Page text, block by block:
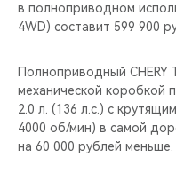
НАШИ МЕРОПРИЯТИЯ
ВИДЕООБЗОРЫ
CHERY ДЛЯ ДЕТЕЙ
в полноприводном
4WD) составит 599 900
Полноприводный CHERY
механической коробкой
2.0 л. (136 л.с.) с
4000 об/мин) в самой
на 60 000 рублей меньше.